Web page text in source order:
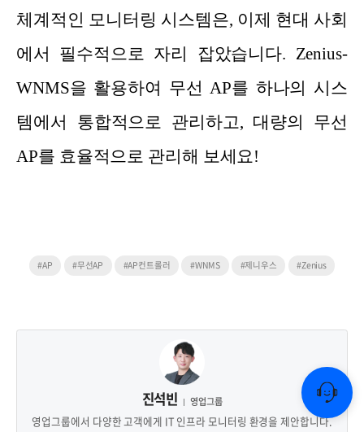
체계적인 모니터링 시스템은, 이제 현대 사회
에서 필수적으로 자리 잡았습니다. Zenius-
WNMS을 활용하여 무선 AP를 하나의 시스
템에서 통합적으로 관리하고, 대량의 무선
AP를 효율적으로 관리해 보세요!
#AP #무선AP #AP컨트롤러 #WNMS #제니우스 #Zenius
진석빈 영업그룹
영업그룹에서 다양한 고객에게 IT 인프라 모니터링 환경을 제안합니다.